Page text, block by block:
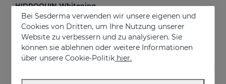
HIDROQUIN Whitening Gel
Prevents and treats of very strong skin blemishes
€ 58,95
Bei Sesderma verwenden wir unsere eigenen und
Cookies von Dritten, um Ihre Nutzung unserer
Website zu verbessern und zu analysieren. Sie
können sie ablehnen oder weitere Informationen
über unsere Cookie-Politik hier.